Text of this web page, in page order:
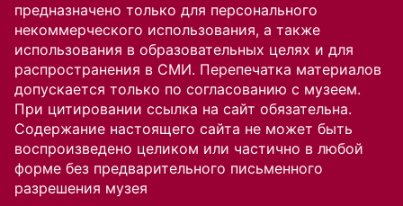
предназначено только для персонального
некоммерческого использования, а также
использования в образовательных целях и для
распространения в СМИ. Перепечатка материалов
допускается только по согласованию с музеем.
При цитировании ссылка на сайт обязательна.
Содержание настоящего сайта не может быть
воспроизведено целиком или частично в любой
форме без предварительного письменного
разрешения музея